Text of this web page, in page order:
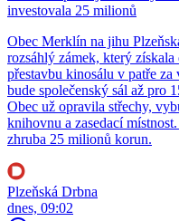
investovala 25 milionů
Obec Merklín na jihu
rozsáhlý zámek, který
přestavbu kinosálu v patře
bude společenský sál až pro
Obec už opravila střechy,
knihovnu a zasedací
zhruba 25 milionů korun.
Plzeňská Drbna
dnes, 09:02